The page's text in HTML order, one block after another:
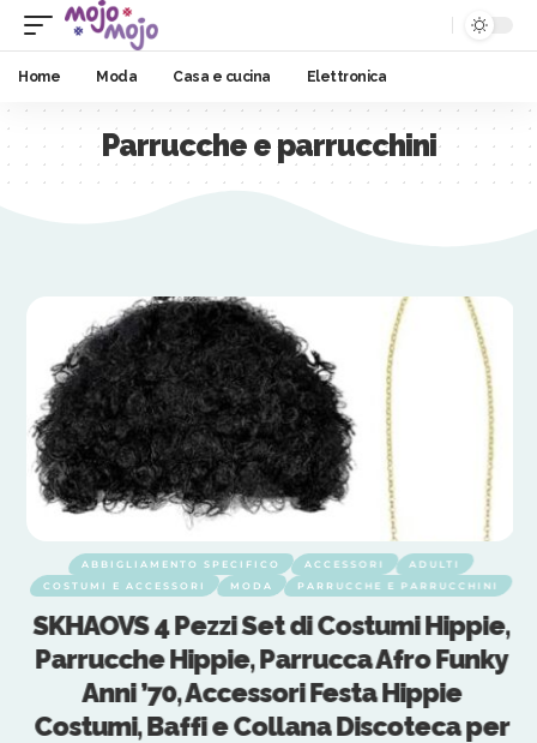
Home Moda Casa e cucina Elettronica
Parrucche e parrucchini
ABBIGLIAMENTO SPECIFICO ACCESSORI
ADULTI
COSTUMI E ACCESSORI
MODA PARRUCCHE E PARRUCCHINI
SKHAOVS 4 Pezzi Set di Costumi Hippie,
Parrucche Hippie, Parrucca Afro Funky
Anni ’70, Accessori Festa Hippie
Costumi, Baffi e Collana Discoteca per